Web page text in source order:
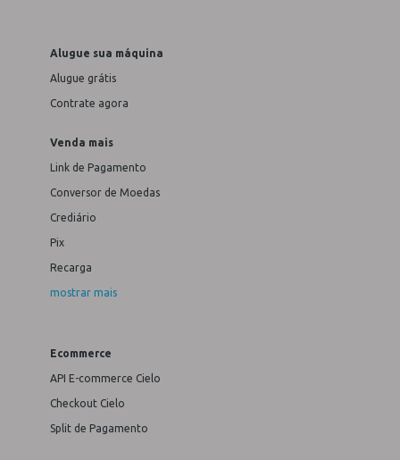
Alugue sua máquina
Alugue grátis
Contrate agora
Venda mais
Link de Pagamento
Conversor de Moedas
Crediário
Pix
Recarga
mostrar mais
Ecommerce
API E-commerce Cielo
Checkout Cielo
Split de Pagamento